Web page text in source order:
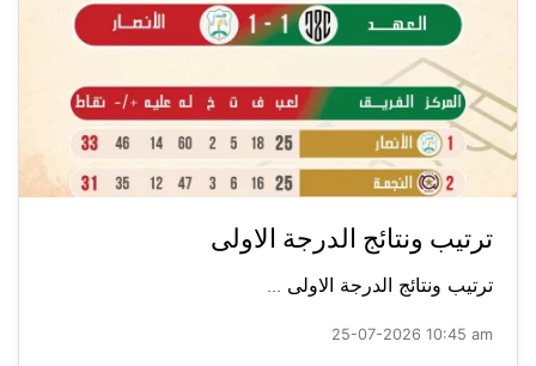
ترتيب ونتائج الدرجة الاولى
ترتيب ونتائج الدرجة الاولى ...
25-07-2026 10:45 am